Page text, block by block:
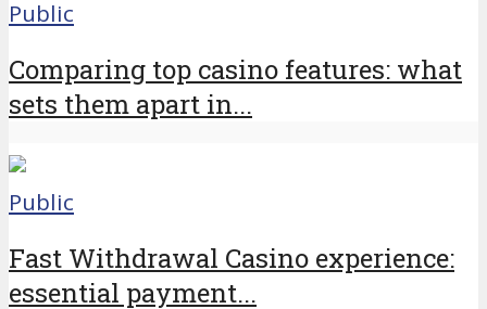
Public
Comparing top casino features: what
sets them apart in...
Public
Fast Withdrawal Casino experience:
essential payment...